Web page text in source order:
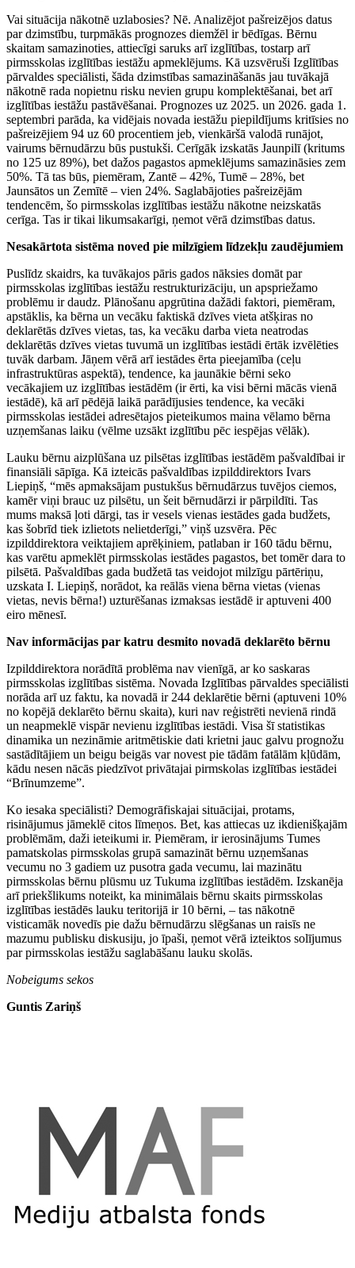
Vai situācija nākotnē uzlabosies? Nē. Analizējot pašreizējos datus
par dzimstību, turpmākās prognozes diemžēl ir bēdīgas. Bērnu
skaitam samazinoties, attiecīgi saruks arī izglītības, tostarp arī
pirmsskolas izglītības iestāžu apmeklējums. Kā uzsvēruši Izglītības
pārvaldes speciālisti, šāda dzimstības samazināšanās jau tuvākajā
nākotnē rada nopietnu risku nevien grupu komplektēšanai, bet arī
izglītības iestāžu pastāvēšanai. Prognozes uz 2025. un 2026. gada 1.
septembri parāda, ka vidējais novada iestāžu piepildījums kritīsies no
pašreizējiem 94 uz 60 procentiem jeb, vienkāršā valodā runājot,
vairums bērnudārzu būs pustukši. Cerīgāk izskatās Jaunpilī (kritums
no 125 uz 89%), bet dažos pagastos apmeklējums samazināsies zem
50%. Tā tas būs, piemēram, Zantē – 42%, Tumē – 28%, bet
Jaunsātos un Zemītē – vien 24%. Saglabājoties pašreizējām
tendencēm, šo pirmsskolas izglītības iestāžu nākotne neizskatās
cerīga. Tas ir tikai likumsakarīgi, ņemot vērā dzimstības datus.
Nesakārtota sistēma noved pie milzīgiem līdzekļu zaudējumiem
Puslīdz skaidrs, ka tuvākajos pāris gados nāksies domāt par
pirmsskolas izglītības iestāžu restrukturizāciju, un apspriežamo
problēmu ir daudz. Plānošanu apgrūtina dažādi faktori, piemēram,
apstāklis, ka bērna un vecāku faktiskā dzīves vieta atšķiras no
deklarētās dzīves vietas, tas, ka vecāku darba vieta neatrodas
deklarētās dzīves vietas tuvumā un izglītības iestādi ērtāk izvēlēties
tuvāk darbam. Jāņem vērā arī iestādes ērta pieejamība (ceļu
infrastruktūras aspektā), tendence, ka jaunākie bērni seko
vecākajiem uz izglītības iestādēm (ir ērti, ka visi bērni mācās vienā
iestādē), kā arī pēdējā laikā parādījusies tendence, ka vecāki
pirmsskolas iestādei adresētajos pieteikumos maina vēlamo bērna
uzņemšanas laiku (vēlme uzsākt izglītību pēc iespējas vēlāk).
Lauku bērnu aizplūšana uz pilsētas izglītības iestādēm pašvaldībai ir
finansiāli sāpīga. Kā izteicās pašvaldības izpilddirektors Ivars
Liepiņš, “mēs apmaksājam pustukšus bērnudārzus tuvējos ciemos,
kamēr viņi brauc uz pilsētu, un šeit bērnudārzi ir pārpildīti. Tas
mums maksā ļoti dārgi, tas ir vesels vienas iestādes gada budžets,
kas šobrīd tiek izlietots nelietderīgi,” viņš uzsvēra. Pēc
izpilddirektora veiktajiem aprēķiniem, patlaban ir 160 tādu bērnu,
kas varētu apmeklēt pirmsskolas iestādes pagastos, bet tomēr dara to
pilsētā. Pašvaldības gada budžetā tas veidojot milzīgu pārtēriņu,
uzskata I. Liepiņš, norādot, ka reālās viena bērna vietas (vienas
vietas, nevis bērna!) uzturēšanas izmaksas iestādē ir aptuveni 400
eiro mēnesī.
Nav informācijas par katru desmito novadā deklarēto bērnu
Izpilddirektora norādītā problēma nav vienīgā, ar ko saskaras
pirmsskolas izglītības sistēma. Novada Izglītības pārvaldes speciālisti
norāda arī uz faktu, ka novadā ir 244 deklarētie bērni (aptuveni 10%
no kopējā deklarēto bērnu skaita), kuri nav reģistrēti nevienā rindā
un neapmeklē vispār nevienu izglītības iestādi. Visa šī statistikas
dinamika un nezināmie aritmētiskie dati krietni jauc galvu prognožu
sastādītājiem un beigu beigās var novest pie tādām fatālām kļūdām,
kādu nesen nācās piedzīvot privātajai pirmskolas izglītības iestādei
“Brīnumzeme”.
Ko iesaka speciālisti? Demogrāfiskajai situācijai, protams,
risinājumus jāmeklē citos līmeņos. Bet, kas attiecas uz ikdienišķajām
problēmām, daži ieteikumi ir. Piemēram, ir ierosinājums Tumes
pamatskolas pirmsskolas grupā samazināt bērnu uzņemšanas
vecumu no 3 gadiem uz pusotra gada vecumu, lai mazinātu
pirmsskolas bērnu plūsmu uz Tukuma izglītības iestādēm. Izskanēja
arī priekšlikums noteikt, ka minimālais bērnu skaits pirmsskolas
izglītības iestādēs lauku teritorijā ir 10 bērni, – tas nākotnē
visticamāk novedīs pie dažu bērnudārzu slēgšanas un raisīs ne
mazumu publisku diskusiju, jo īpaši, ņemot vērā izteiktos solījumus
par pirmsskolas iestāžu saglabāšanu lauku skolās.
Nobeigums sekos
Guntis Zariņš